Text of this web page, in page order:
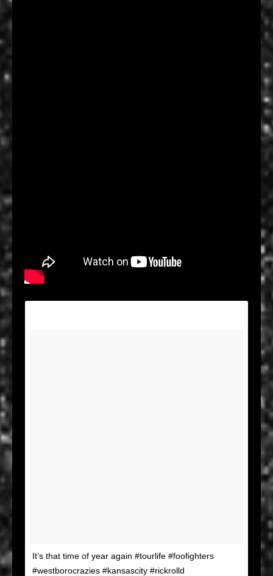
It’s that time of year again #tourlife #foofighters
#westborocrazies #kansascity #rickrolld